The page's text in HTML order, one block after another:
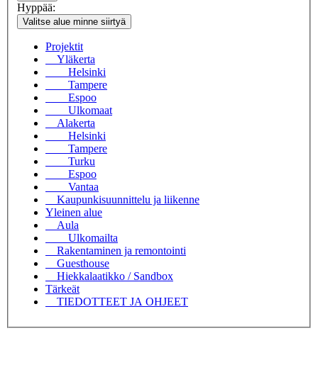
Hyppää:
Valitse alue minne siirtyä
Projektit
Yläkerta
Helsinki
Tampere
Espoo
Ulkomaat
Alakerta
Helsinki
Tampere
Turku
Espoo
Vantaa
Kaupunkisuunnittelu ja liikenne
Yleinen alue
Aula
Ulkomailta
Rakentaminen ja remontointi
Guesthouse
Hiekkalaatikko / Sandbox
Tärkeät
TIEDOTTEET JA OHJEET